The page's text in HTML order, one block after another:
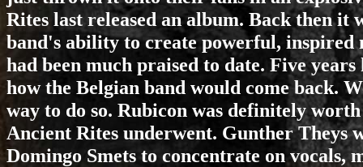
Rites last released an album. Back then it
band's ability to create powerful,
had been much praised to date. Five
how the Belgian band would come back.
way to do so. Rubicon was definitely
Ancient Rites underwent. Gunther Theys
Domingo Smets to concentrate on